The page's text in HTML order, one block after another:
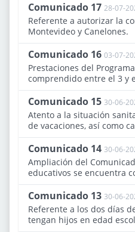
Comunicado 17 28-07-
Referente a autorizar la
Montevideo y Canelones.
Comunicado 16 03-07-
Prestaciones del
comprendido entre el 3 y
Comunicado 15 30-06-
Atento a la situación
de vacaciones, así como
Comunicado 14 30-06-
Ampliación del
educativos se encuentra
Comunicado 13 30-06-
Referente a los dos días
tengan hijos en edad